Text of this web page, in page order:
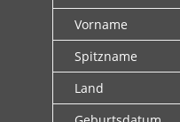
Vorname
Spitzname
Land